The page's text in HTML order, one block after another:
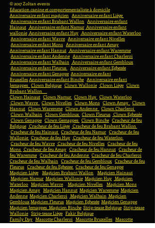
© 2017 Zoltan events
Education canine et comportementaliste à domicile
Anniversaire enfant magicien Anniversaire enfant Liège
Anniversaire enfant Brabant Wallon Anniversaire enfant
Hainaut Anniversaire enfant Namur Anniversaire enfant
wallonie Anniversaire enfant Huy Anniversaire enfant Waterloo
Anniversaire enfant Wavre Anniversaire enfant Nivelles
Anniversaire enfant Mons Anniversaire enfant Amay
Anniversaire enfant Hannut Anniversaire enfant Waremme
Anniversaire enfant Andenne Anniversaire enfant Charleroi
Anniversaire enfant Walhain Anniversaire enfant Gembloux
Anniversaire enfant Fleurus
Anniversaire enfant Eghezée
Anniversaire enfant Genappe Anniversaire enfant
BruxellesAnniversaire enfant Binche Anniversaire enfant
Jemappes Clown Belgique Clown Wallonie Clown Liège Clown
Brabant Wallon
Clown Hainaut Clown Namur Clown Huy Clown Waterloo
Clown Wavre
Clown Nivelles Clown Mons Clown Amay
Clown
Hannut Clown Waremme Clown Andenne
Clown Charleroi
Clown Walhain Clown Gembloux Clown Fleurus Clown Eghezée
Clown Genappe Clown Gemappes Clown Binche Cracheur de feu
Belgique Cracheur de feu Liège Cracheur de feu Brabant Wallon
Cracheur de feu Hainaut Cracheur de feu Namur Cracheur de feu
Wallonie Cracheur de feu Huy Cracheur de feu Waterloo
Cracheur de feu Wavre Cracheur de feu Nivelles Cracheur de feu
Mons Cracheur de feu Amay Cracheur de feu Hannut Cracheur de
feu Waremme Cracheur de feu Andenne Cracheur de feu Charleroi
Cracheur de feu Walhain Cracheur de feu Gembloux Cracheur de feu
Fleurus Cracheur de feu Eghezee Cracheur de feu Genappe
Magicien Liège
Magicien Brabant Wallon
Magicien Hainaut
Magicien Namur Magicien Wallonie Magicien Huy Magicien
Waterloo Magicien Wavre Magicien Nivelles
Magicien Mons
Magicien Amay Magicien Hannut Magicien Waremme Magicien
Andenne Magicien Charleroi Magicien Walhain Magicien
GemblouxMagicien Fleurus Magicien Eghezée Magicien Genappe
Magicien Jemappes Magicien Binche Strip-tease Belgique Strip-tease
Wallonie Strip-tease Liège Fakir Belgique
Family Day Mascotte Charleroi Mascotte Bruxelles Mascotte
Waremme Mascotte Namur Mascotte Waterloo Mascotte Gembloux